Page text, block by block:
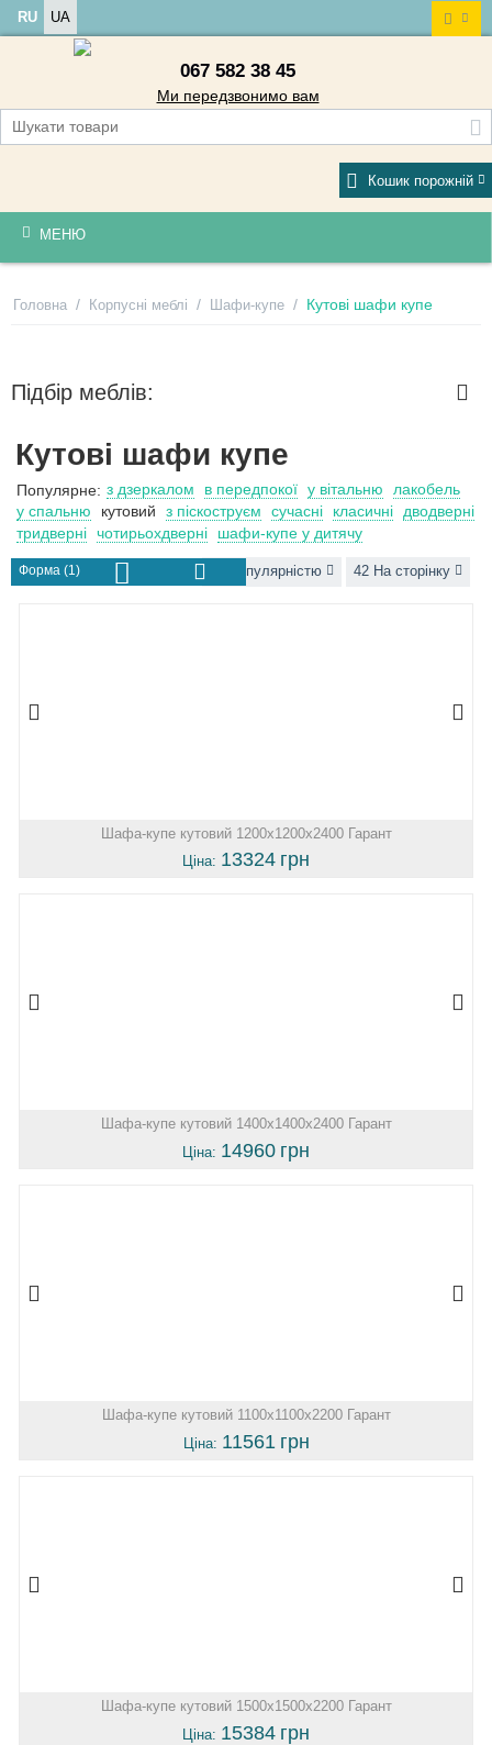
RU UA
067 582 38 45
Ми передзвонимо вам
Кошик порожній
МЕНЮ
Головна / Корпусні меблі / Шафи-купе / Кутові шафи купе
Підбір меблів:
Кутові шафи купе
Популярне: з дзеркалом в передпокої у вітальню
лакобель
у спальню
кутовий з піскоструєм сучасні класичні
дводверні
тридверні чотирьохдверні шафи-купе у дитячу
Форма (1) За популярністю 42 На сторінку
Шафа-купе кутовий 1200х1200х2400 Гарант
Ціна: 13324 грн
Шафа-купе кутовий 1400х1400х2400 Гарант
Ціна: 14960 грн
Шафа-купе кутовий 1100х1100х2200 Гарант
Ціна: 11561 грн
Шафа-купе кутовий 1500х1500х2200 Гарант
Ціна: 15384 грн